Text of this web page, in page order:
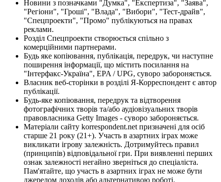
Новини з позначками "Думка", "Експертиза", "Заява",
"Регіони", "Гроші", "Влада", "Вибори", "Тест-драйв",
"Спецпроекти", "Промо" публікуються на правах
реклами.
Розділ Спецпроекти створюється спільно з
комерційними партнерами.
Будь яке копіювання, публікація, передрук, чи наступне
поширення інформації, що містить посилання на
"Інтерфакс-Україна", EPA / UPG, суворо забороняється.
Власник веб-сторінки в розділі Я-Корреспондент є автор
публікації.
Будь-яке копіювання, передрук та відтворення
фотографічних творів та/або аудіовізуальних творів
правовласника Getty Images - суворо забороняється.
Матеріали сайту korrespondent.net призначені для осіб
старше 21 року (21+). Участь в азартних іграх може
викликати ігрову залежність. Дотримуйтесь правил
(принципів) відповідальної гри. При виявленні перших
ознак залежності негайно зверніться до спеціаліста.
Пам'ятайте, що участь в азартних іграх не може бути
джерелом доходів або альтернативою роботі.